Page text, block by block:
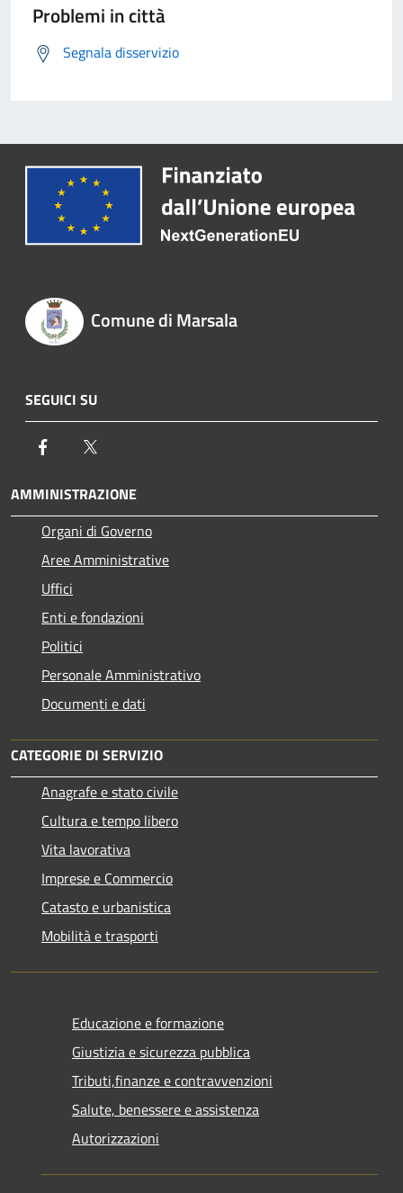
Problemi in città
Segnala disservizio
Comune di Marsala
SEGUICI SU
Facebook
AMMINISTRAZIONE
Organi di Governo
Aree Amministrative
Uffici
Enti e fondazioni
Politici
Personale Amministrativo
Documenti e dati
CATEGORIE DI SERVIZIO
Anagrafe e stato civile
Cultura e tempo libero
Vita lavorativa
Imprese e Commercio
Catasto e urbanistica
Mobilità e trasporti
Educazione e formazione
Giustizia e sicurezza pubblica
Tributi,finanze e contravvenzioni
Salute, benessere e assistenza
Autorizzazioni